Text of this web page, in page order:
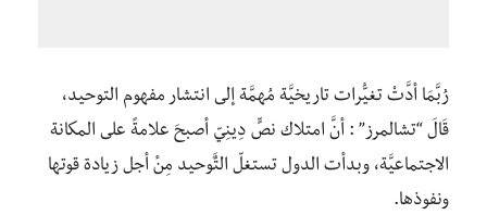
رُبَّمَا أدَّتْ تغيُّرات تاريخيَّة مُهمَّة إلى انتشار مفهوم التوحيد،
قَالَ “تشالمرز” : أنَّ امتلاك نصٍّ دِينِيّ أصبحَ علامةً على المكانة
الاجتماعيَّة، وبدأت الدول تستغلّ التٌَوحيد مِنٔ أجل زيادة قوتها
ونفوذها.